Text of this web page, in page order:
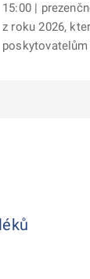
15:00 |
z roku 2026,
poskytovatelům